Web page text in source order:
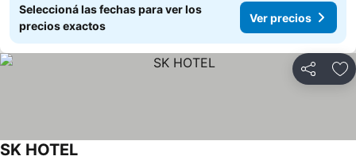
Seleccioná las fechas para ver los
precios exactos
Ver precios
Compartir
SK HOTEL